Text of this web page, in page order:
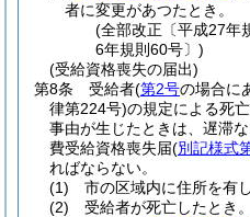
者に変更があつたとき。
(全部改正〔平成27年
6年規則60号〕)
(受給資格喪失の届出)
第8条
受給者(第2号の場合に
律第224号)の規定による死
事由が生じたときは、遅滞
費受給資格喪失届(別記様式
ればならない。
(1)
市の区域内に住所を有
(2)
受給者が死亡したとき。